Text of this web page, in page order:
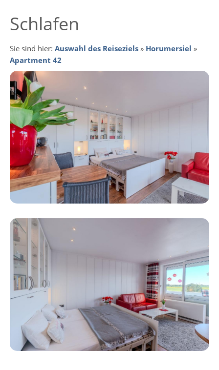
Schlafen
Sie sind hier: Auswahl des Reiseziels » Horumersiel »
Apartment 42